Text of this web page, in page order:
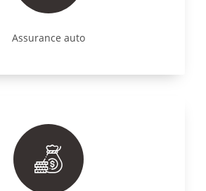
Assurance auto